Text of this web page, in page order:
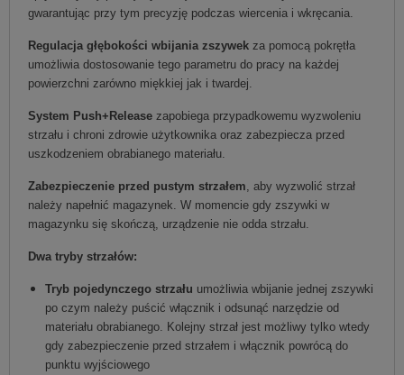
gwarantując przy tym precyzję podczas wiercenia i wkręcania.
Regulacja głębokości wbijania zszywek za pomocą pokrętła
umożliwia dostosowanie tego parametru do pracy na każdej
powierzchni zarówno miękkiej jak i twardej.
System Push+Release zapobiega przypadkowemu wyzwoleniu
strzału i chroni zdrowie użytkownika oraz zabezpiecza przed
uszkodzeniem obrabianego materiału.
Zabezpieczenie przed pustym strzałem , aby wyzwolić strzał
należy napełnić magazynek. W momencie gdy zszywki w
magazynku się skończą, urządzenie nie odda strzału.
Dwa tryby strzałów:
Tryb pojedynczego strzału umożliwia wbijanie jednej zszywki
po czym należy puścić włącznik i odsunąć narzędzie od
materiału obrabianego. Kolejny strzał jest możliwy tylko wtedy
gdy zabezpieczenie przed strzałem i włącznik powrócą do
punktu wyjściowego